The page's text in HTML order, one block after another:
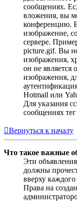
сообщениях.
вложения, вы
конференцию.
изображение,
сервере.
picture.gif. Вы
изображения,
он не
изображения,
Hotmail или
Для указания
сообщениях
Вернуться к началу
Что такое важные
Эти
должны
вверху
Права на